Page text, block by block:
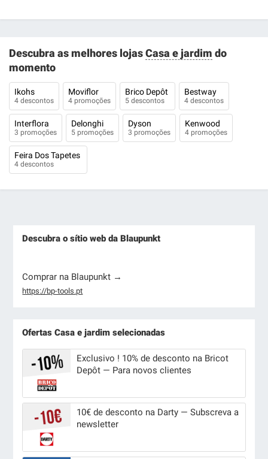
Descubra as melhores lojasCasa e jardim do
momento
Ikohs
4 descontos
Moviflor
4 promoções
Brico Depôt
5 descontos
Bestway
4 descontos
Interflora
3 promoções
Delonghi
5 promoções
Dyson
3 promoções
Kenwood
4 promoções
Feira Dos Tapetes
4 descontos
Descubra o sítio web da Blaupunkt
Comprar na Blaupunkt →
https://bp-tools.pt
Ofertas Casa e jardim selecionadas
Exclusivo ! 10% de desconto na Bricot
Depôt — Para novos clientes
10€ de desconto na Darty — Subscreva a
newsletter